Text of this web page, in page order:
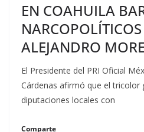
EN COAHUILA
ALEJANDRO
El Presidente del PRI Oficial
Cárdenas afirmó que el tricolor
diputaciones locales con
Comparte